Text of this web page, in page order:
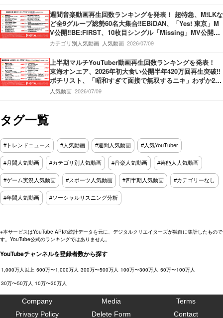
週間音楽動画再生回数ランキングを発表！ 超特急、M!LKな
ど全9グループ総勢60名大集合‼EBiDAN、「Yes! 東京」M
V公開‼BE:FIRST、10枚目シングル「Missing」MV公開‼M
ove ver.＆Story ver.の2本立てMV‼THE FIRST TAKE、Kvi
カテゴリ別人気動画 人気動画 2026/07/09
上半期マルチYouTuber動画再生回数ランキングを発表！
東海オンエア、2026年初大食い公開半年420万回再生突破‼
ボチリスト、「昭和すぎて面接で無双するニキ」わずか2ヶ
月で420万回再生‼うじとうえだ、100種類お酒図鑑ハワイ
人気動画 2026/07/09
タグ一覧
#トレンドニュース #人気動画 #週間人気動画 #人気YouTuber
#月間人気動画 #カテゴリ別人気動画 #音楽人気動画 #芸能人人気動画
#ゲーム実況人気動画 #スポーツ人気動画 #四半期人気動画 #カテゴリーなし
#年間人気動画 #ソーシャルリスニング分析
※本サービスはYouTube APIの統計データを元に、デジタルクリエイターズが独自に集計したもので
す。YouTube公式のランキングではありません。
YouTubeチャンネルを登録者数から探す
1,000万人以上 500万〜1,000万人 300万〜500万人 100万〜300万人 50万〜100万人
30万〜50万人 10万〜30万人
Company Media
Terms
Privacy Policy
Delete Form Contact